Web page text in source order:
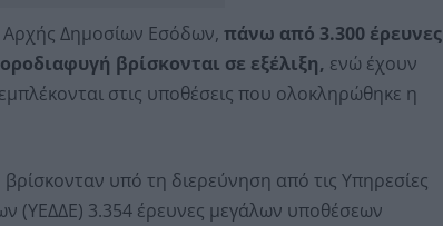
Αρχής Δημοσίων Εσόδων, πάνω από 3.300 έρευνες
βρίσκονται σε εξέλιξη, ενώ έχουν
στις υποθέσεις που ολοκληρώθηκε η
υπό τη διερεύνηση από τις Υπηρεσίες
(ΥΕΔΔΕ) 3.354 έρευνες μεγάλων υποθέσεων